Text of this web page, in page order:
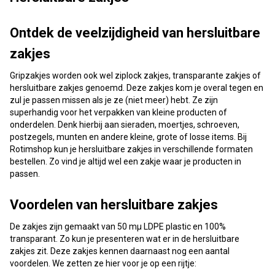
Ontdek de veelzijdigheid van hersluitbare
zakjes
Gripzakjes worden ook wel ziplock zakjes, transparante zakjes of
hersluitbare zakjes genoemd. Deze zakjes kom je overal tegen en
zul je passen missen als je ze (niet meer) hebt. Ze zijn
superhandig voor het verpakken van kleine producten of
onderdelen. Denk hierbij aan sieraden, moertjes, schroeven,
postzegels, munten en andere kleine, grote of losse items. Bij
Rotimshop kun je hersluitbare zakjes in verschillende formaten
bestellen. Zo vind je altijd wel een zakje waar je producten in
passen.
Voordelen van hersluitbare zakjes
De zakjes zijn gemaakt van 50 mμ LDPE plastic en 100%
transparant. Zo kun je presenteren wat er in de hersluitbare
zakjes zit. Deze zakjes kennen daarnaast nog een aantal
voordelen. We zetten ze hier voor je op een rijtje: